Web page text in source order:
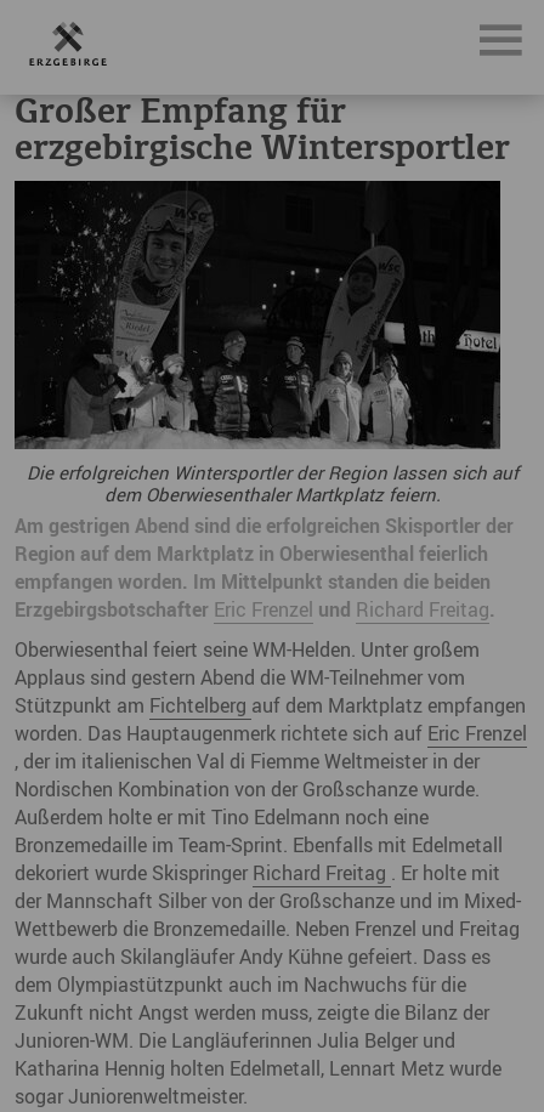
News, Neuigkeiten & Nachrichten aus dem Erzgebirge
Großer Empfang für
erzgebirgische Wintersportler
Die erfolgreichen Wintersportler der Region lassen sich auf
dem Oberwiesenthaler Martkplatz feiern.
Am gestrigen Abend sind die erfolgreichen Skisportler der
Region auf dem Marktplatz in Oberwiesenthal feierlich
empfangen worden. Im Mittelpunkt standen die beiden
Erzgebirgsbotschafter Eric Frenzel und Richard Freitag.
Oberwiesenthal feiert seine WM-Helden. Unter großem
Applaus sind gestern Abend die WM-Teilnehmer vom
Stützpunkt am Fichtelberg auf dem Marktplatz empfangen
worden. Das Hauptaugenmerk richtete sich auf Eric Frenzel
, der im italienischen Val di Fiemme Weltmeister in der
Nordischen Kombination von der Großschanze wurde.
Außerdem holte er mit Tino Edelmann noch eine
Bronzemedaille im Team-Sprint. Ebenfalls mit Edelmetall
dekoriert wurde Skispringer Richard Freitag . Er holte mit
der Mannschaft Silber von der Großschanze und im Mixed-
Wettbewerb die Bronzemedaille. Neben Frenzel und Freitag
wurde auch Skilangläufer Andy Kühne gefeiert. Dass es
dem Olympiastützpunkt auch im Nachwuchs für die
Zukunft nicht Angst werden muss, zeigte die Bilanz der
Junioren-WM. Die Langläuferinnen Julia Belger und
Katharina Hennig holten Edelmetall, Lennart Metz wurde
sogar Juniorenweltmeister.